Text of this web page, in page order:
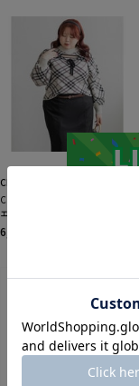
CLETTE
CLETTEオリジナルリボン使いチ
ェック柄ニット
6,534円